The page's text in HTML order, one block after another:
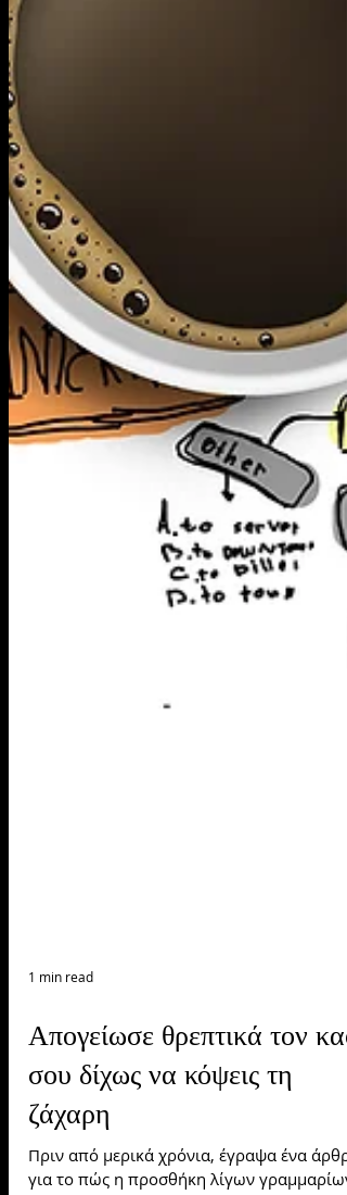
1 min read
Απογείωσε θρεπτικά τον
σου δίχως να κόψεις τη
ζάχαρη